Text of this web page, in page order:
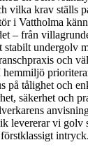
vilka krav ställs
i Vattholma
– från
stabilt undergolv
och
hemmiljö
på tålighet och
säkerhet och
levererar vi golv
intryck.